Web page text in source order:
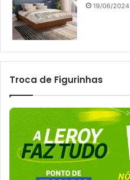
19/06/2024
Troca de Figurinhas